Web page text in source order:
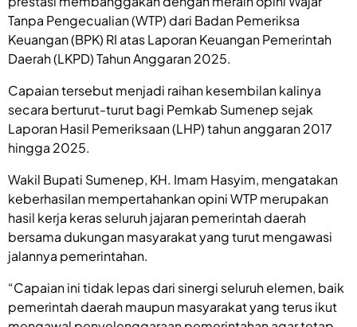
Tanpa Pengecualian (WTP) dari Badan Pemeriksa
Keuangan (BPK) RI atas Laporan Keuangan Pemerintah
Daerah (LKPD) Tahun Anggaran 2025.
Capaian tersebut menjadi raihan kesembilan kalinya
secara berturut-turut bagi Pemkab Sumenep sejak
Laporan Hasil Pemeriksaan (LHP) tahun anggaran 2017
hingga 2025.
Wakil Bupati Sumenep, KH. Imam Hasyim, mengatakan
keberhasilan mempertahankan opini WTP merupakan
hasil kerja keras seluruh jajaran pemerintah daerah
bersama dukungan masyarakat yang turut mengawasi
jalannya pemerintahan.
“Capaian ini tidak lepas dari sinergi seluruh elemen, baik
pemerintah daerah maupun masyarakat yang terus ikut